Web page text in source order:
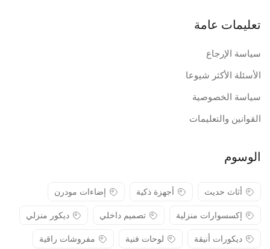
تعليمات عامة
سياسة الإرجاع
الأسئلة الأكثر شيوعا
سياسة الخصوصية
القوانين والتعليمات
الوسوم
أثاث حديث أجهزة ذكية
إضاءات مودرن
إكسسوارات منزلية
تصميم داخلي
ديكور منزلي
ديكورات أنيقة
لوحات فنية مفروشات راقية